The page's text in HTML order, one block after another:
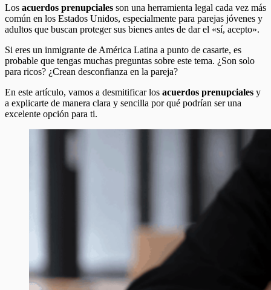
Los acuerdos prenupciales son una herramienta legal cada vez más
común en los Estados Unidos, especialmente para parejas jóvenes y
adultos que buscan proteger sus bienes antes de dar el «sí, acepto».
Si eres un inmigrante de América Latina a punto de casarte, es
probable que tengas muchas preguntas sobre este tema. ¿Son solo
para ricos? ¿Crean desconfianza en la pareja?
En este artículo, vamos a desmitificar los acuerdos prenupciales y
a explicarte de manera clara y sencilla por qué podrían ser una
excelente opción para ti.